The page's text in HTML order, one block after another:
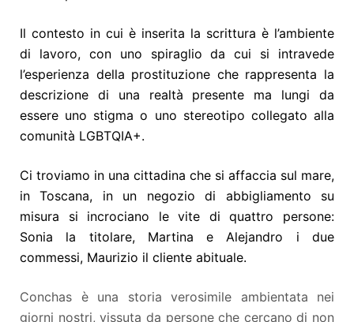
Il contesto in cui è inserita la scrittura è l’ambiente
di lavoro, con uno spiraglio da cui si intravede
l’esperienza della prostituzione che rappresenta la
descrizione di una realtà presente ma lungi da
essere uno stigma o uno stereotipo collegato alla
comunità LGBTQIA+.
Ci troviamo in una cittadina che si affaccia sul mare,
in Toscana, in un negozio di abbigliamento su
misura si incrociano le vite di quattro persone:
Sonia la titolare, Martina e Alejandro i due
commessi, Maurizio il cliente abituale.
Conchas è una storia verosimile ambientata nei
giorni nostri, vissuta da persone che cercano di non